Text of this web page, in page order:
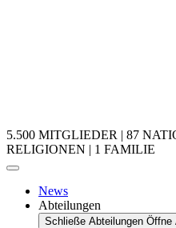
5.500 MITGLIEDER | 87
RELIGIONEN | 1 FAMILIE
News
Abteilungen
Schließe Abteilungen Öffne